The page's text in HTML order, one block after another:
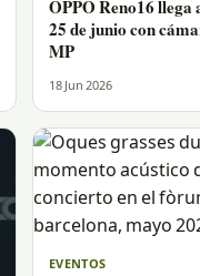
OPPO Reno16 llega
25 de junio con
MP
18 Jun 2026
EVENTOS